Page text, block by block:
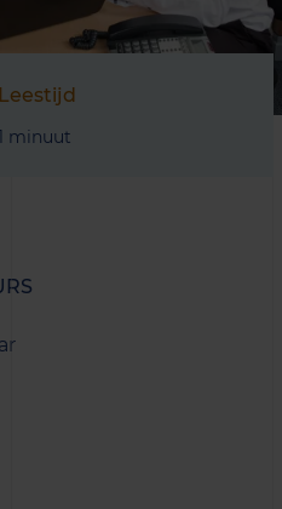
Leestijd
minuut